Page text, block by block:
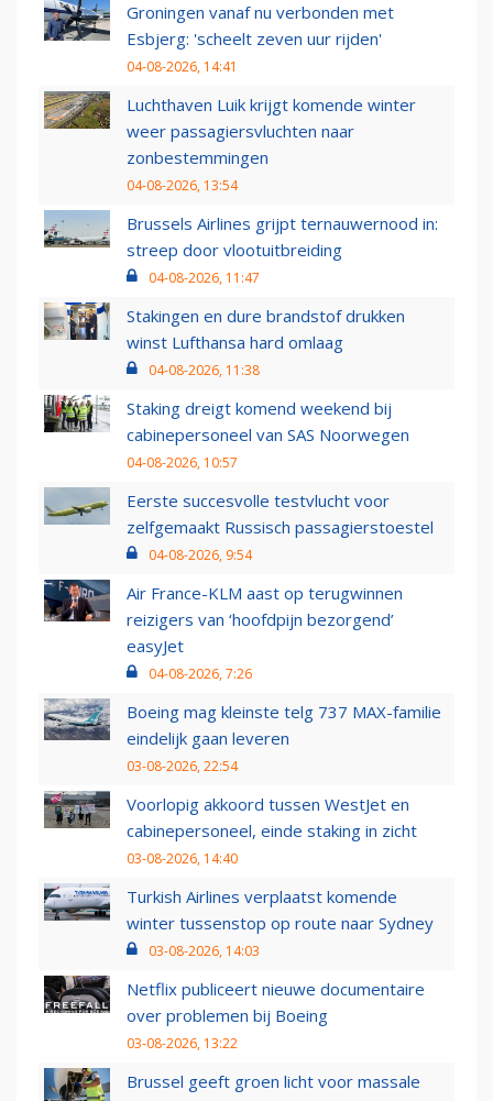
Groningen vanaf nu verbonden met
Esbjerg: 'scheelt zeven uur rijden'
04-08-2026, 14:41
Luchthaven Luik krijgt komende winter
weer passagiersvluchten naar
zonbestemmingen
04-08-2026, 13:54
Brussels Airlines grijpt ternauwernood in:
streep door vlootuitbreiding
04-08-2026, 11:47
Stakingen en dure brandstof drukken
winst Lufthansa hard omlaag
04-08-2026, 11:38
Staking dreigt komend weekend bij
cabinepersoneel van SAS Noorwegen
04-08-2026, 10:57
Eerste succesvolle testvlucht voor
zelfgemaakt Russisch passagierstoestel
04-08-2026, 9:54
Air France-KLM aast op terugwinnen
reizigers van ‘hoofdpijn bezorgend’
easyJet
04-08-2026, 7:26
Boeing mag kleinste telg 737 MAX-familie
eindelijk gaan leveren
03-08-2026, 22:54
Voorlopig akkoord tussen WestJet en
cabinepersoneel, einde staking in zicht
03-08-2026, 14:40
Turkish Airlines verplaatst komende
winter tussenstop op route naar Sydney
03-08-2026, 14:03
Netflix publiceert nieuwe documentaire
over problemen bij Boeing
03-08-2026, 13:22
Brussel geeft groen licht voor massale